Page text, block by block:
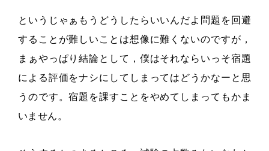
というじゃぁもうどうしたらいいんだよ問題を回避
することが難しいことは想像に難くないのですが，
まぁやっぱり結論として，僕はそれならいっそ宿題
による評価をナシにしてしまってはどうかなーと思
うのです。宿題を課すことをやめてしまってもかま
いません。